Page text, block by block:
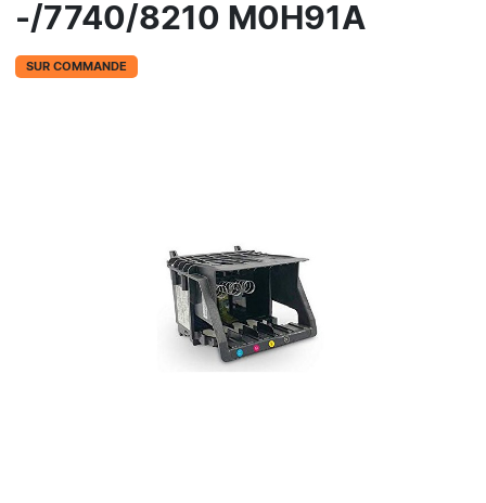
-/7740/8210 M0H91A
SUR COMMANDE